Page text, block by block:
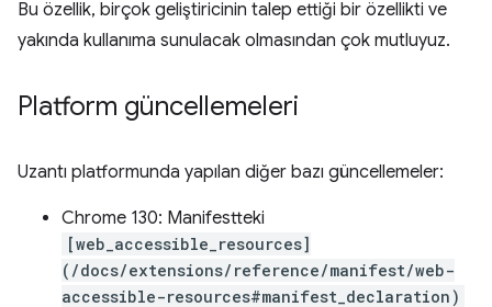
Bu özellik, birçok geliştiricinin talep ettiği bir özellikti ve
yakında kullanıma sunulacak olmasından çok mutluyuz.
Platform güncellemeleri
Uzantı platformunda yapılan diğer bazı güncellemeler:
Chrome 130: Manifestteki
[web_accessible_resources]
(/docs/extensions/reference/manifest/web-
accessible-resources#manifest_declaration)